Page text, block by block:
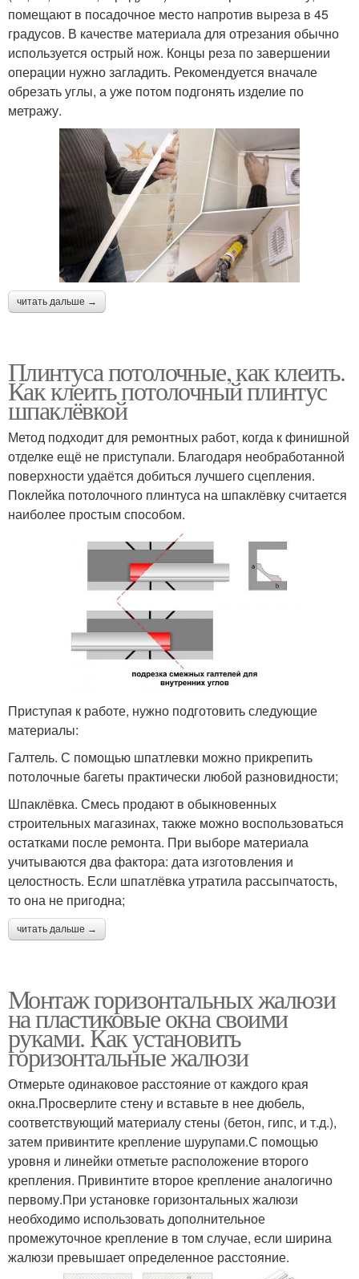
помещают в посадочное место напротив выреза в 45
градусов. В качестве материала для отрезания обычно
используется острый нож. Концы реза по завершении
операции нужно загладить. Рекомендуется вначале
обрезать углы, а уже потом подгонять изделие по
метражу.
читать дальше →
Плинтуса потолочные, как клеить.
Как клеить потолочный плинтус
шпаклёвкой
Метод подходит для ремонтных работ, когда к финишной
отделке ещё не приступали. Благодаря необработанной
поверхности удаётся добиться лучшего сцепления.
Поклейка потолочного плинтуса на шпаклёвку считается
наиболее простым способом.
Приступая к работе, нужно подготовить следующие
материалы:
Галтель. С помощью шпатлевки можно прикрепить
потолочные багеты практически любой разновидности;
Шпаклёвка. Смесь продают в обыкновенных
строительных магазинах, также можно воспользоваться
остатками после ремонта. При выборе материала
учитываются два фактора: дата изготовления и
целостность. Если шпатлёвка утратила рассыпчатость,
то она не пригодна;
читать дальше →
Монтаж горизонтальных жалюзи
на пластиковые окна своими
руками. Как установить
горизонтальные жалюзи
Отмерьте одинаковое расстояние от каждого края
окна.Просверлите стену и вставьте в нее дюбель,
соответствующий материалу стены (бетон, гипс, и т.д.),
затем привинтите крепление шурупами.С помощью
уровня и линейки отметьте расположение второго
крепления. Привинтите второе крепление аналогично
первому.При установке горизонтальных жалюзи
необходимо использовать дополнительное
промежуточное крепление в том случае, если ширина
жалюзи превышает определенное расстояние.